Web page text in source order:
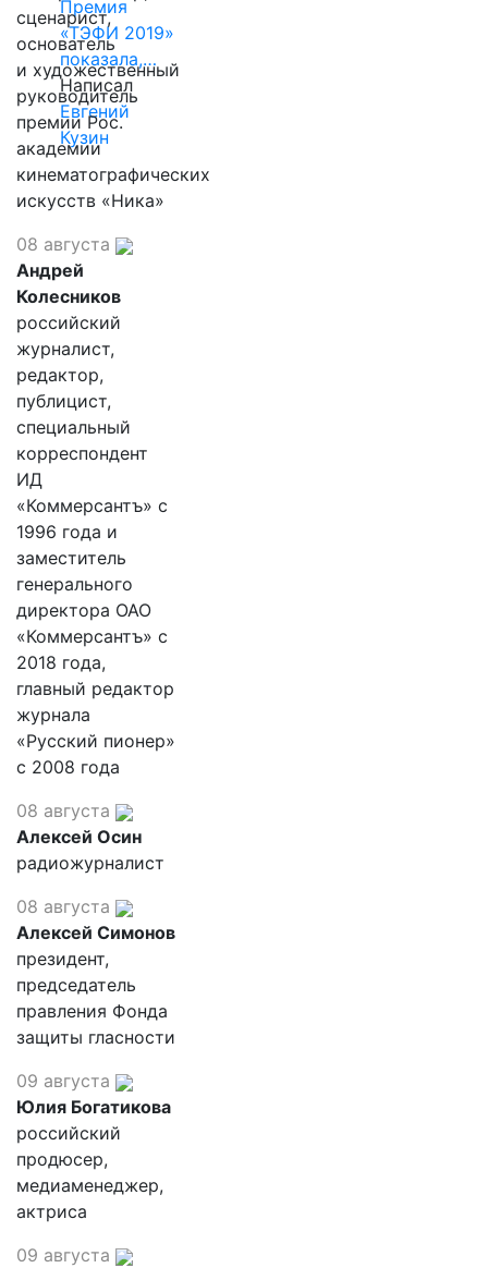
Премия
«ТЭФИ 2019»
показала,…
Написал
Евгений
Кузин
сценарист,
основатель
и художественный
руководитель
премии Рос.
академии
кинематографических
искусств «Ника»
08 августа
Андрей
Колесников
российский
журналист,
редактор,
публицист,
специальный
корреспондент
ИД
«Коммерсантъ» с
1996 года и
заместитель
генерального
директора ОАО
«Коммерсантъ» с
2018 года,
главный редактор
журнала
«Русский пионер»
с 2008 года
08 августа
Алексей Осин
радиожурналист
08 августа
Алексей Симонов
президент,
председатель
правления Фонда
защиты гласности
09 августа
Юлия Богатикова
российский
продюсер,
медиаменеджер,
актриса
09 августа